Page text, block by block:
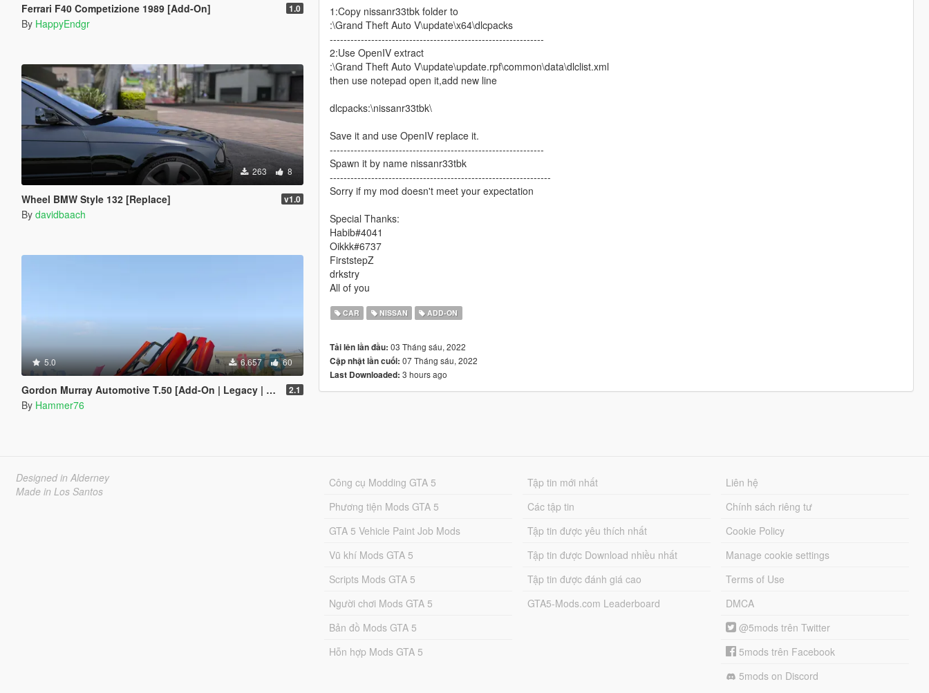
Ferrari F40 Competizione 1989 [Add-On] 1.0
By HappyEndgr
263 8
Wheel BMW Style 132 [Replace] v1.0
By davidbaach
5.0 6.657 60
Gordon Murray Automotive T.50 [Add-On | Legacy | Enhanced] 2.1
By Hammer76
1:Copy nissanr33tbk folder to
:\Grand Theft Auto V\update\x64\dlcpacks
--------------------------------------------------------------
2:Use OpenIV extract
:\Grand Theft Auto V\update\update.rpf\common\data\dlclist.xml
then use notepad open it,add new line
dlcpacks:\nissanr33tbk\
Save it and use OpenIV replace it.
--------------------------------------------------------------
Spawn it by name nissanr33tbk
----------------------------------------------------------------
Sorry if my mod doesn't meet your expectation
Special Thanks:
Habib#4041
Oikkk#6737
FirststepZ
drkstry
All of you
CAR NISSAN ADD-ON
Tải lên lần đầu: 03 Tháng sáu, 2022
Cập nhật lần cuối: 07 Tháng sáu, 2022
Last Downloaded: 3 hours ago
Designed in Alderney
Made in Los Santos
Công cụ Modding GTA 5
Phương tiện Mods GTA 5
GTA 5 Vehicle Paint Job Mods
Vũ khí Mods GTA 5
Scripts Mods GTA 5
Người chơi Mods GTA 5
Bản đồ Mods GTA 5
Hỗn hợp Mods GTA 5
Tập tin mới nhất
Các tập tin
Tập tin được yêu thích nhất
Tập tin được Download nhiều nhất
Tập tin được đánh giá cao
GTA5-Mods.com Leaderboard
Liên hệ
Chính sách riêng tư
Cookie Policy
Manage cookie settings
Terms of Use
DMCA
@5mods trên Twitter
5mods trên Facebook
5mods on Discord